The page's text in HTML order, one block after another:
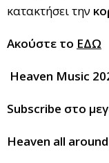
κατακτήσει την
Ακούστε το ΕΔΩ
Heaven Music
Subscribe στο
Heaven all around